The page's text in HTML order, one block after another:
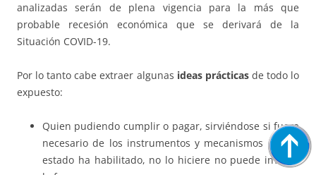
analizadas serán de plena vigencia para la más que
probable recesión económica que se derivará de la
Situación COVID-19.
Por lo tanto cabe extraer algunas ideas prácticasde todo lo
expuesto:
Quien pudiendo cumplir o pagar, sirviéndose si fuere
necesario de los instrumentos y mecanismos que el
estado ha habilitado, no lo hiciere no puede invocar